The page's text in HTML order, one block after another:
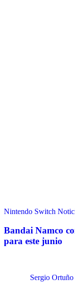
Nintendo Switch
Bandai Namco
para este junio
Sergio Ortuño